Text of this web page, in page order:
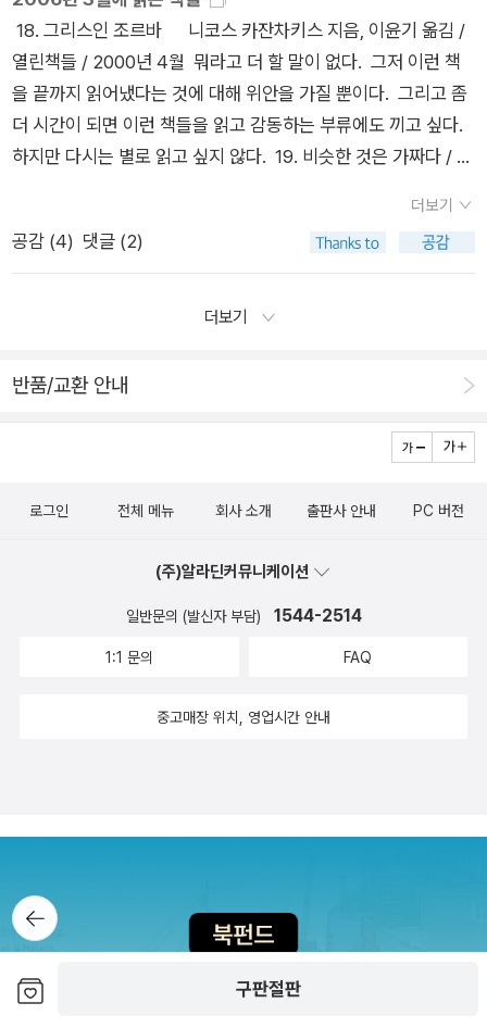
구판절판
mage1, image 2, image 3엉겹결에 몬태나에 관한 사진집을 준
비하고 있다고 말하는 주인공마운틴폴스에 집을 구하고, 암실을
꾸미고, 거리로 나가 사진을 찍기 시작합니다.작은 잡화점 겸 술
집 바에서 찍은 냉담한 여주인, 이른 아침부터 술을 마시는 무뚝
뚝한 주인, 허름한 주유소의 젊은 부부와 아기 등등술집에서 만난
날, 루디가 그의 사진을 모두 가져간 것을 알게 됩니다.루디에 의
해 '몬태난'지에 '몬태나의 얼굴들' 사진을 연재하게 된 게리그렇
게 몬태나에서의 그의 새로운 삶이 시작됩니다.소설가들, 화가들,
적나라하게 드러내주는 장소 덕분이기도 하겠고, 모든 것을 본의
아니게 버리고 와서 두번째 인생을 시작하게 된 게리의 마음 속
스위치가 켜진 덕분이기도 하겠습니다.그 몬태나에서, 몬태나의
활한 도시에 발을 들여놓고 싶어집니다.'책을 덮는 순간 떠나고
렸습니다. 그리스, 에게해, 조르바 .. 책을 덮고, 떠나고 싶었고, 떠
났던 그 책. 벌써 이 공간에서 몇 번인가 이야기해서, 요건 패스.
겨울, 삿포로, <철도원>의 그 곳, 혹은 '오 겡끼 데스까~' <러브
더글러스 케네디의 <빅 픽처>를 읽게 되었어요. 읽는 내내 몬
다가 죽고 싶다고 생각했지요. 저는 겨울을 좋아하고, 눈을 좋아
요? 책 속의 게리 서머스가 찍은 사진들은 '상처받은 몬태나'를 그
대로 표현하였다고 칭송받습니다. 다소 지치고, 웃는 얼굴에조차
씩 닳아가는 모습을 몬태나의 산들은 가만히 무심히지켜보고 있
실감나게 그리고 있다. 딸의 사랑에 목을 매는 케케스팔바, 자신
지/최악의 표지는 어떤 책이었는지 알려 주세요.좋았던 표지 : 루
팡은 싫지만, 루팡전집은 좋다. 캔디 컬러의 책들은 벗겨 놓았을
때 더 이쁘다. 나빴던 표지 : 보르헤스.. 오, 제발! 이제, 정말 보르
것들 중 가장 가지고 싶었던 물건은? 테메레르..도라에몽도 하는
한, 전에 읽은 사람이 남긴 메모나 흔적 중 인상적이었던 것이 있
도서관의 책들과 대출표들을 유심히 보곤 했으나, 아무것도 건진
섭할 때가 있습니다. 영화화하지 않고 나만의 세계로 남겨둘 수
은 영화나 기타 시각적인 장르로도 궁금하지만, 서술 그 자체가
강력한 책은 가슴속에만 남겨두고 싶다.<메데이아>는 분명 단
순하고 강렬한 스토리를 가지고 있고,좋은 그림으로 만들 수 있겠
그냥 글자로만 담고 싶다. 8) 10년이 지난 뒤 다시 보아도 반가운,
지만, 내가 변한 것을 볼 때 흥미롭고, 그렇다. 9) 나는 이 캐릭터
는 책이 있었나요?조르바. 라고 말하고 싶지만, 조르바가 별로 인
생의 스승같은거 되고 싶어하지 않을 것 같다. 후후 10) 여러 모
의 낙원을 발견하신 적이 있나요?몽디옹- Mondion 우리가 2년
증내실 텐데.^^ 그래도 이 책으로 상받았으니.. 6..녹색연합 <
자연을 담은 소박한 밥상>....... 밥 먹기 좋은 책 (다들 요리를 싫
어하시고 패스트푸드를 좋아하시니 이것도 바꾸죠.^^) 김훈의 <
남한산성>전 아마 앞으로도 안 볼 듯 하지만 요즘 최고의 인기를
구가하는 책인 듯 합니다. 저도 다 좋아하는 책들이랍니다.유명
한 책들이니까 다 보신분들도 계실테지만 중간 중간 없는게 있다
면 신청하삼....공짜는 없으니까...제게 추천하는 책도 한 권씩 올
려주셔야합니다.^^ 오늘이 금요일 밤.월요일 밤에 받으실 분 올
18. 그리스인 조르바 니코스 카잔차키스 지음, 이윤기 옮김 /
열린책들 / 2000년 4월 뭐라고 더 할 말이 없다. 그저 이런 책
을 끝까지 읽어냈다는 것에 대해 위안을 가질 뿐이다. 그리고 좀
더 시간이 되면 이런 책들을 읽고 감동하는 부류에도 끼고 싶다.
하지만 다시는 별로 읽고 싶지 않다. 19. 비슷한 것은 가짜다 / 정
다. (20060306~20060309) 20. 나의 아름다운 정원 / 심윤
경 심윤경의 <나의 아름다운 정원>을 읽다. 나도 한번 나의 자
현하는 이들에 대한 묘한 시기와 질투가 인다. (20060309~20
버지 박지원>을 읽다. 원문이 실린 양장본 판본이 절판이 되어
영 오세영의 <부자의 그림일기>를 읽다. 스포츠 신문에 난 만화
보다 오세영의 그림은 하나 하나가 마치 작품을 보는 것같다. 정
동은 일지 않지만 아무튼 좋은 작품이다. 작가의 이름을 딴 <오
1) 23. 동물농장 / 죠지 오웰 너무나 익은 소설을 너무도 늦게 읽
다. 아무래도 이 소설에 대한 리뷰는 쓰지 않을 지도 모르겠다.
로도 충분하지 않을까 생각한다. 모르지. 혹 마음이 바뀔지. (20
314) 25. 열하일기, 웃음과 역설의 유쾌한 시공간 / 고미숙 재
미있다. 고미숙의 책은. 난 척도 하지않고 그저 있는 대로 이야기
한다. 덕택에 난 아마 <열하일기>를 잘 아는 사람이 될 듯하다.
연암을 넘어 산문을 이해하고 싶다.(20060315~20060317) 2
더보기
공감 (4) 댓글 (2)
더보기
반품/교환 안내
뒤로가
기
로그인 전체 메뉴 회사 소개 출판사 안내 PC 버전
(주)알라딘커뮤니케이션
일반문의 (발신자 부담) 1544-2514
1:1 문의 FAQ
중고매장 위치, 영업시간 안내